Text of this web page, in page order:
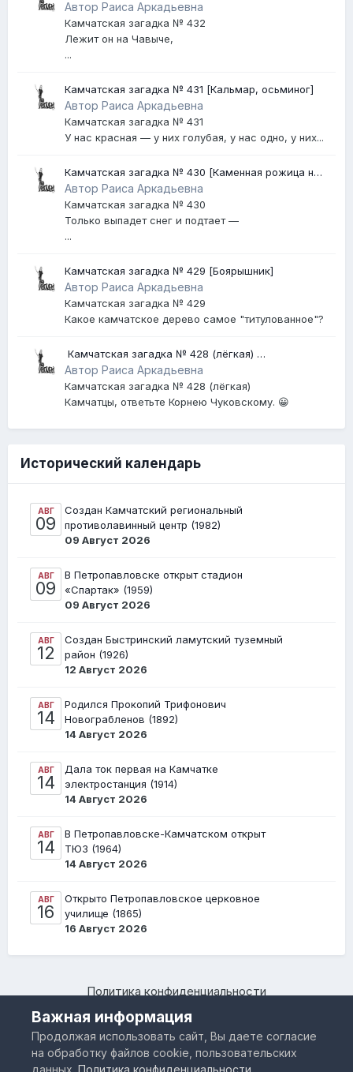
Автор Раиса Аркадьевна
Камчатская загадка № 432
Лежит он на Чавыче,
...
Камчатская загадка № 431 [Кальмар, осьминог]
Автор Раиса Аркадьевна
Камчатская загадка № 431
У нас красная — у них голубая, у нас одно, у них...
Камчатская загадка № 430 [Каменная рожица на
Авачинском вулкане]
Автор Раиса Аркадьевна
Камчатская загадка № 430
Только выпадет снег и подтает —
...
Камчатская загадка № 429 [Боярышник]
Автор Раиса Аркадьевна
Камчатская загадка № 429
Какое камчатское дерево самое "титулованное"?
​ Камчатская загадка № 428 (лёгкая) ​
[Землетрясение]
Автор Раиса Аркадьевна
Камчатская загадка № 428 (лёгкая)
Камчатцы, ответьте Корнею Чуковскому. 😀
Исторический календарь
АВГ
09
Создан Камчатский региональный
противолавинный центр (1982)
09 Август 2026
АВГ
09
В Петропавловске открыт стадион
«Спартак» (1959)
09 Август 2026
АВГ
12
Создан Быстринский ламутский туземный
район (1926)
12 Август 2026
АВГ
14
Родился Прокопий Трифонович
Новограбленов (1892)
14 Август 2026
АВГ
14
Дала ток первая на Камчатке
электростанция (1914)
14 Август 2026
АВГ
14
В Петропавловске-Камчатском открыт
ТЮЗ (1964)
14 Август 2026
АВГ
16
Открыто Петропавловское церковное
училище (1865)
16 Август 2026
Политика конфиденциальности
Камчатский региональный форум "Я люблю Камчатку –
www.IloveKamchatka.ru"
Powered by Invision Community
Важная информация
Продолжая использовать сайт, Вы даете согласие
на обработку файлов cookie, пользовательских
данных.Политика конфиденциальности